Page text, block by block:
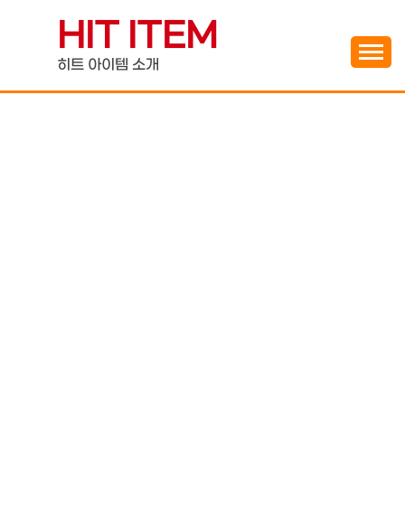
contentHIT ITEM
히트 아이템 소개